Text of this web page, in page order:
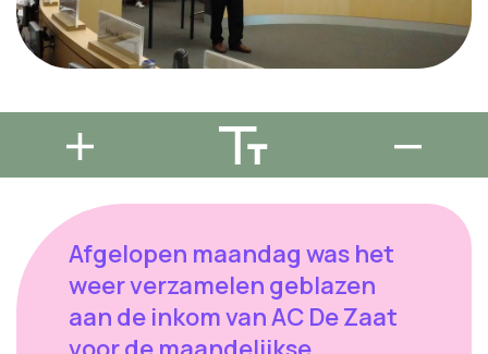
Afgelopen maandag was het
weer verzamelen geblazen
aan de inkom van AC De Zaat